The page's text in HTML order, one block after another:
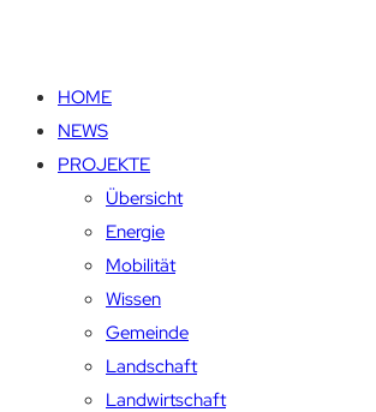
HOME
NEWS
PROJEKTE
Übersicht
Energie
Mobilität
Wissen
Gemeinde
Landschaft
Landwirtschaft